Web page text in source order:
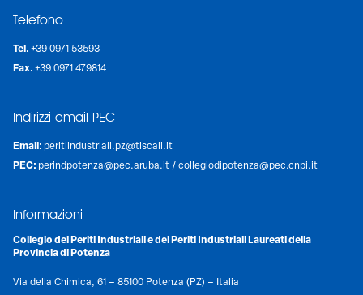
Telefono
Tel. +39 0971 53593
Fax. +39 0971 479814
Indirizzi email PEC
Email: peritiindustriali.pz@tiscali.it
PEC: perindpotenza@pec.aruba.it / collegiodipotenza@pec.cnpi.it
Informazioni
Collegio dei Periti Industriali e dei Periti Industriali Laureati della
Provincia di Potenza
Via della Chimica, 61 – 85100 Potenza (PZ) – Italia